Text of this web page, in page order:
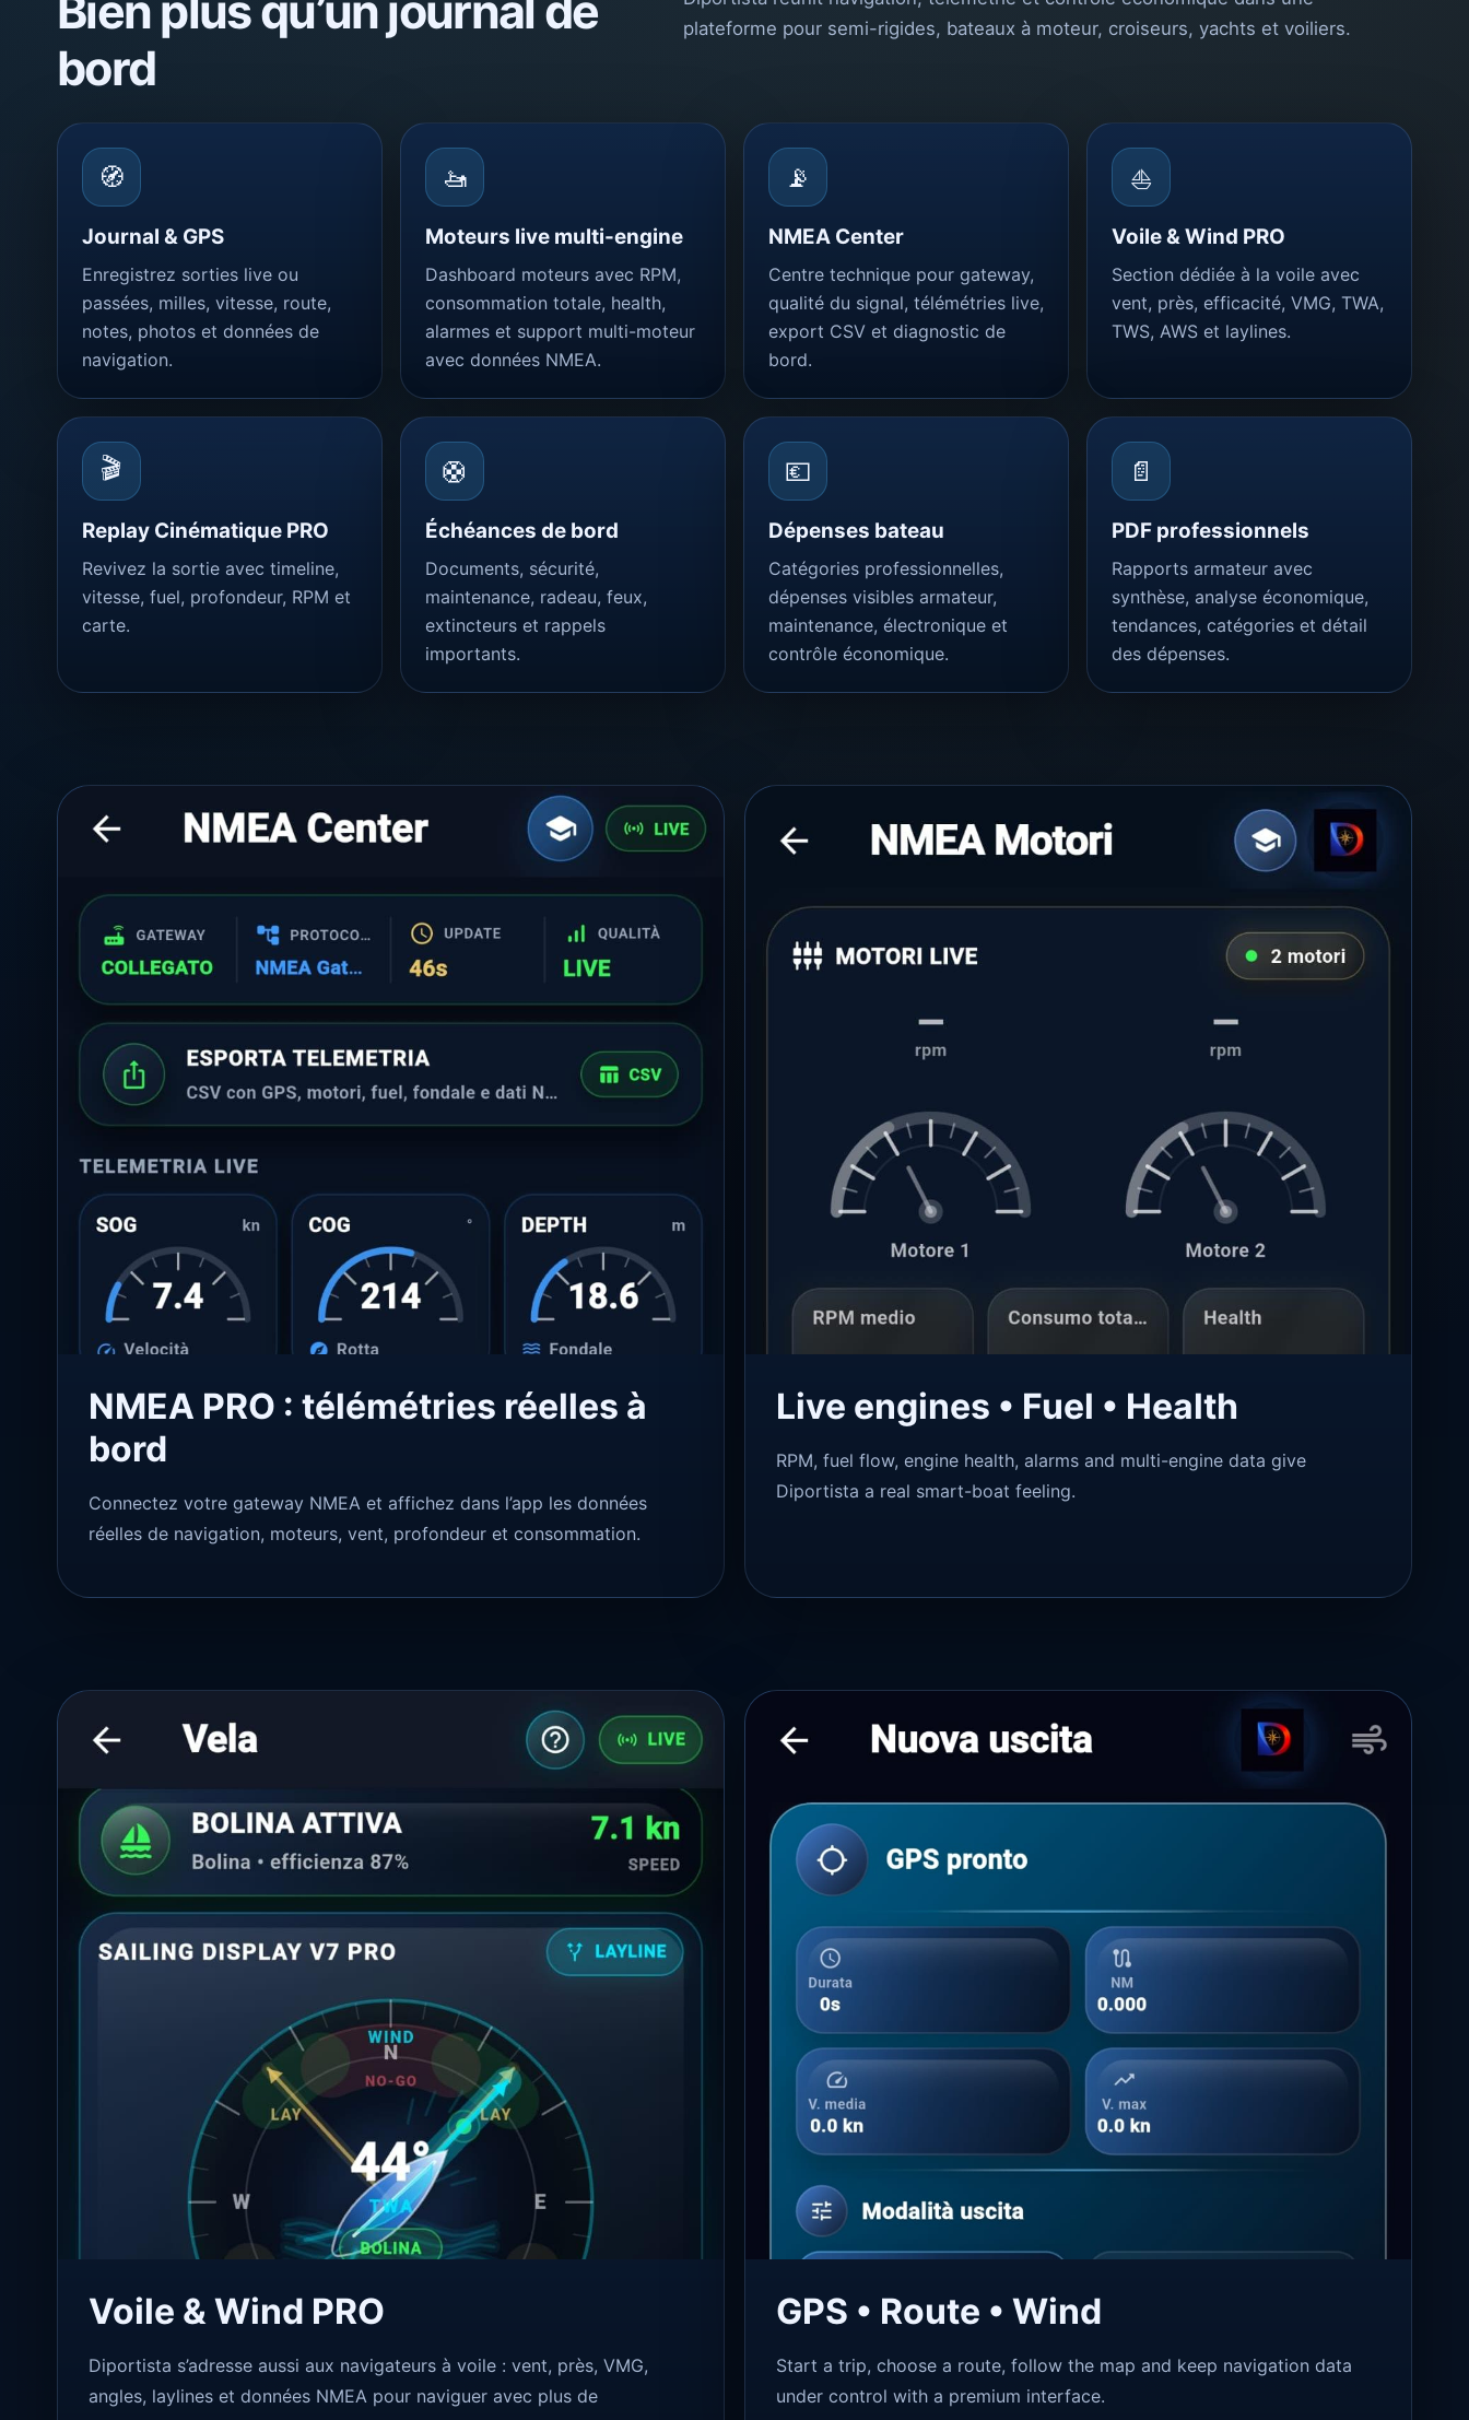
bord
plateforme pour semi-rigides, bateaux à moteur, croiseurs, yachts et voiliers.
🧭
Journal & GPS
Enregistrez sorties live ou
passées, milles, vitesse, route,
notes, photos et données de
navigation.
🚤
Moteurs live multi-engine
Dashboard moteurs avec RPM,
consommation totale, health,
alarmes et support multi-moteur
avec données NMEA.
📡
NMEA Center
Centre technique pour gateway,
qualité du signal, télémétries live,
export CSV et diagnostic de
bord.
⛵
Voile & Wind PRO
Section dédiée à la voile avec
vent, près, efficacité, VMG, TWA,
TWS, AWS et laylines.
🎬
Replay Cinématique PRO
Revivez la sortie avec timeline,
vitesse, fuel, profondeur, RPM et
carte.
🛟
Échéances de bord
Documents, sécurité,
maintenance, radeau, feux,
extincteurs et rappels
importants.
💶
Dépenses bateau
Catégories professionnelles,
dépenses visibles armateur,
maintenance, électronique et
contrôle économique.
📄
PDF professionnels
Rapports armateur avec
synthèse, analyse économique,
tendances, catégories et détail
des dépenses.
NMEA PRO : télémétries réelles à
bord
Connectez votre gateway NMEA et affichez dans l’app les données
réelles de navigation, moteurs, vent, profondeur et consommation.
Live engines • Fuel • Health
RPM, fuel flow, engine health, alarms and multi-engine data give
Diportista a real smart-boat feeling.
Voile & Wind PRO
Diportista s’adresse aussi aux navigateurs à voile : vent, près, VMG,
angles, laylines et données NMEA pour naviguer avec plus de
GPS • Route • Wind
Start a trip, choose a route, follow the map and keep navigation data
under control with a premium interface.